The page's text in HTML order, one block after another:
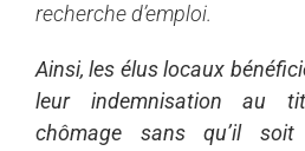
recherche d’emploi.
Ainsi, les élus locaux
leur indemnisation au
chômage sans qu’il